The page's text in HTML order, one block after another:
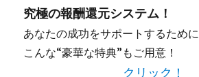
究極の報酬還元システム！
あなたの成功をサポートするために
こんな“豪華な特典”もご用意！
クリック！